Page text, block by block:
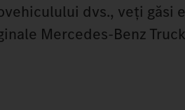
dvs., veți găsi
Mercedes‑Benz